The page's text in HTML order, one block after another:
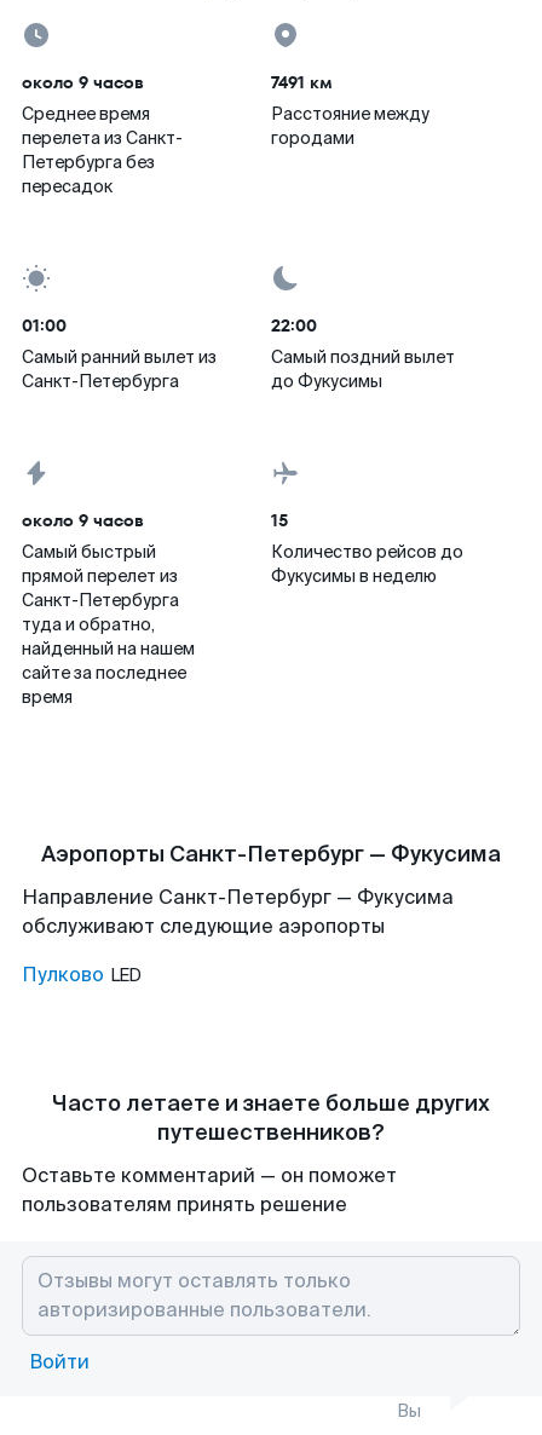
около 9 часов
Среднее время
перелета из Санкт-
Петербурга без
пересадок
7491 км
Расстояние между
городами
01:00
Самый ранний вылет из
Санкт-Петербурга
22:00
Самый поздний вылет
до Фукусимы
около 9 часов
Самый быстрый
прямой перелет из
Санкт-Петербурга
туда и обратно,
найденный на нашем
сайте за последнее
время
15
Количество рейсов до
Фукусимы в неделю
Аэропорты Санкт-Петербург — Фукусима
Направление Санкт-Петербург — Фукусима
обслуживают следующие аэропорты
Пулково LED
Часто летаете и знаете больше других
путешественников?
Оставьте комментарий — он поможет
пользователям принять решение
Войти
Вы